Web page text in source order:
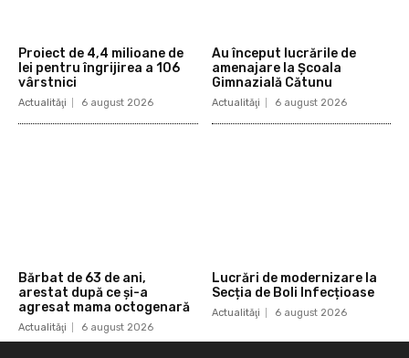
Proiect de 4,4 milioane de
lei pentru îngrijirea a 106
vârstnici
Actualităţi 6 august 2026
Au început lucrările de
amenajare la Școala
Gimnazială Cătunu
Actualităţi 6 august 2026
Bărbat de 63 de ani,
arestat după ce și-a
agresat mama octogenară
Actualităţi 6 august 2026
Lucrări de modernizare la
Secția de Boli Infecțioase
Actualităţi 6 august 2026